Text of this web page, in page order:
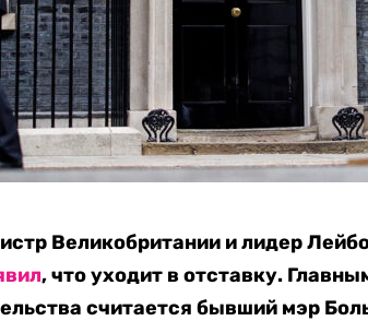
Великобритании и лидер
, что уходит в отставку.
считается бывший мэр